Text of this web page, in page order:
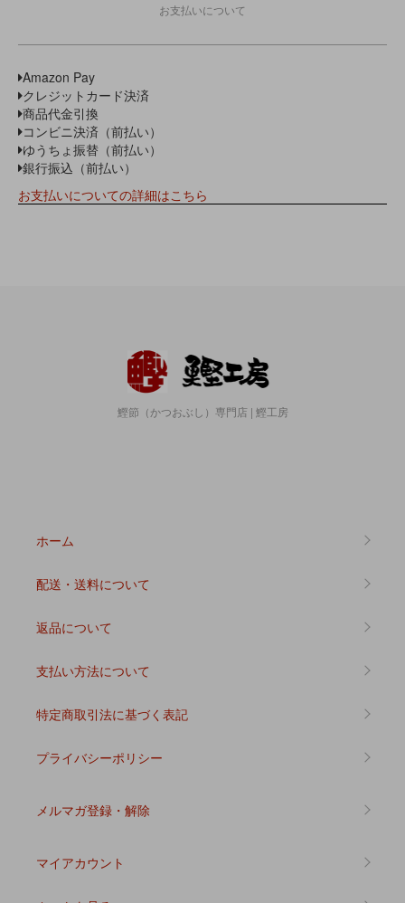
お支払いについて
Amazon Pay
クレジットカード決済
商品代金引換
コンビニ決済（前払い）
ゆうちょ振替（前払い）
銀行振込（前払い）
お支払いについての詳細はこちら
鰹節（かつおぶし）専門店 | 鰹工房
ホーム
配送・送料について
返品について
支払い方法について
特定商取引法に基づく表記
プライバシーポリシー
メルマガ登録・解除
マイアカウント